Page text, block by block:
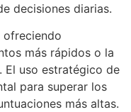
decisiones diarias.
ofreciendo
más rápidos o la
uso estratégico de
para superar los
más altas.